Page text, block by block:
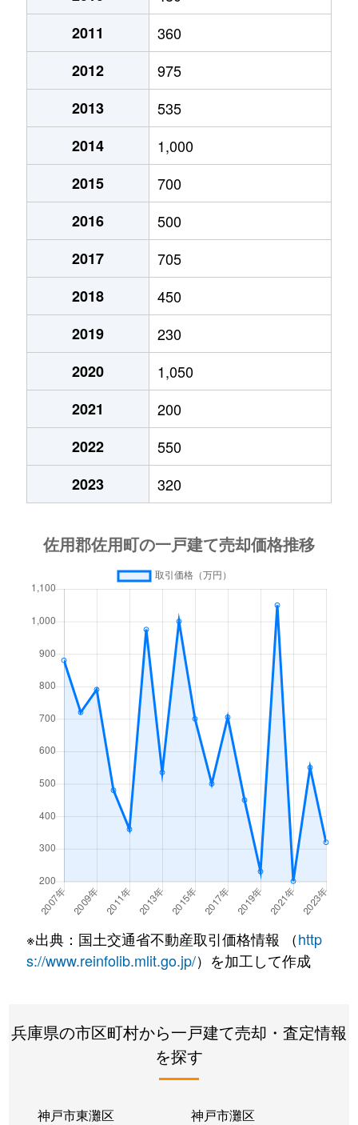
2011
360
2012
975
2013
535
2014
1,000
2015
700
2016
500
2017
705
2018
450
2019
230
2020
1,050
2021
200
2022
550
2023
320
※出典：国土交通省不動産取引価格情報 （http
s://www.reinfolib.mlit.go.jp/）を加工して作成
兵庫県の市区町村から一戸建て売却・査定情報
を探す
神戸市東灘区 神戸市灘区